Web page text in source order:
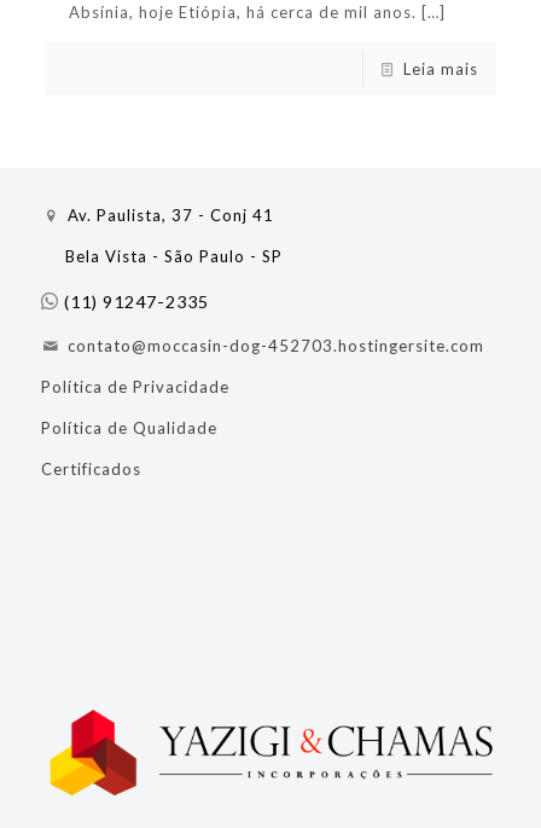
Absínia, hoje Etiópia, há cerca de mil anos. […]
Leia mais
Av. Paulista, 37 - Conj 41
Bela Vista - São Paulo - SP
(11) 91247-2335
contato@moccasin-dog-452703.hostingersite.com
Política de Privacidade
Política de Qualidade
Certificados